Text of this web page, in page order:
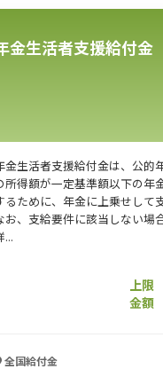
金生活者支援給付金
金生活者支援給付金は、公的
所得額が一定基準額以下の年
るために、年金に上乗せして
お、支給要件に該当しない場
...
上限
金額
全国給付金